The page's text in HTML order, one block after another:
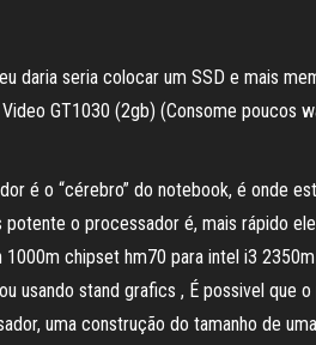
daria seria colocar um SSD e mais
GT1030 (2gb) (Consome
é o “cérebro” do notebook, é onde
potente o processador é, mais rápido
chipset hm70 para intel i3
usando stand grafics , É possivel
uma construção do tamanho de